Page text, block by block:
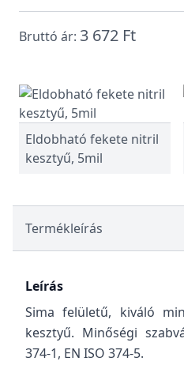
Bruttó ár: 3 672 Ft
Eldobható fekete nitril
kesztyű, 5mil
Termékleírás
Leírás
Sima felületű, kiváló
kesztyű. Minőségi
374-1, EN ISO 374-5.